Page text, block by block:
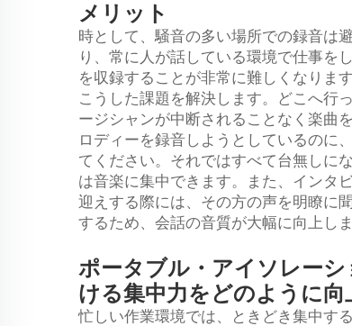
メリット
時として、騒音の多い場所での録音は
り、常に人が話している環境で仕事を
を収録することが非常に難しくなりま
こうした課題を解決します。どこへ行
ージシャンが中断されることなく楽曲
ロディーを録音しようとしているのに
てください。それではすべて台無しに
は音楽に集中できます。また、インタ
迎えする際には、その方の声を明瞭に
するため、会話の音質が大幅に向上しま
ポータブル・アイソレー
ける集中力をどのように
忙しい作業環境では、ときどき集中す